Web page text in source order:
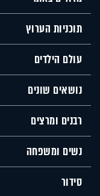
תוכניות הערוץ
עולם הילדים
נושאים שונים
רבנים ומרצים
נשים ומשפחה
סידור